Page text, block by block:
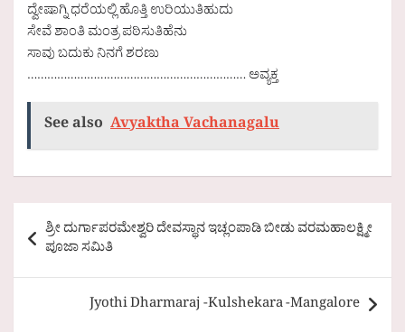
ದ್ವೇಷಾಗ್ನಿ ಧರೆಯಲ್ಲಿ ಹೊತ್ತಿ ಉರಿಯುತಿಹುದು
ಸೇವೆ ಶಾಂತಿ ಮಂತ್ರ ಪಠಿಸುತಿಹೆನು
ಸಾವು ಬದುಕು ನಿನಗೆ ಶರಣು
………………………………………………………… ಅವ್ಯಕ್ತ
See also Avyaktha Vachanagalu
Post
navigation
ಶ್ರೀ ದುರ್ಗಾಪರಮೇಶ್ವರಿ ದೇವಸ್ಥಾನ ಇಚ್ಲಂಪಾಡಿ ಬೀಡು ವರಮಹಾಲಕ್ಷ್ಮೀ
ಪೂಜಾ ಸಮಿತಿ
Jyothi Dharmaraj -Kulshekara -Mangalore